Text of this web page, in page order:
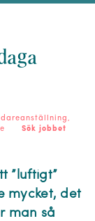
Sök jobbet
”luftigt”
mycket, det
man så